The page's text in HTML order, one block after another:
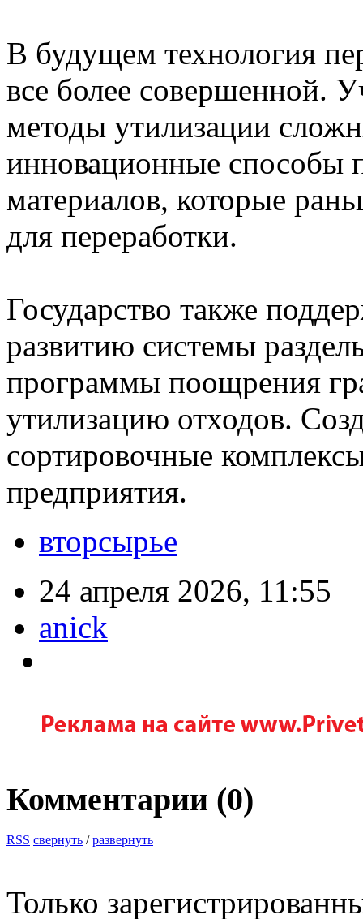
В будущем технология
все более совершенной.
методы утилизации
инновационные способы
материалов, которые
для переработки.
Государство также
развитию системы
программы поощрения
утилизацию отходов.
сортировочные
предприятия.
вторсырье
24 апреля 2026, 11:55
anick
Комментарии (0)
RSS свернуть /развернуть
Только